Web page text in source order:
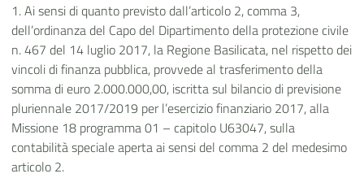
1. Ai sensi di quanto previsto dall’articolo 2, comma 3,
dell’ordinanza del Capo del Dipartimento della protezione civile
n. 467 del 14 luglio 2017, la Regione Basilicata, nel rispetto dei
vincoli di finanza pubblica, provvede al trasferimento della
somma di euro 2.000.000,00, iscritta sul bilancio di previsione
pluriennale 2017/2019 per l’esercizio finanziario 2017, alla
Missione 18 programma 01 – capitolo U63047, sulla
contabilità speciale aperta ai sensi del comma 2 del medesimo
articolo 2.